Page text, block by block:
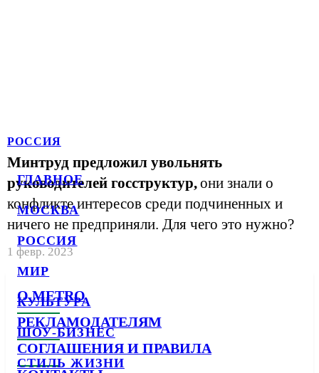
ГЛАВНОЕ
МОСКВА
РОССИЯ
МИР
КУЛЬТУРА
ШОУ-БИЗНЕС
СТИЛЬ ЖИЗНИ
РОССИЯ
Минтруд предложил увольнять
руководителей госструктур,они знали о
конфликте интересов среди подчиненных и
ничего не предприняли. Для чего это нужно?
1 февр. 2023
О METRO
РЕКЛАМОДАТЕЛЯМ
СОГЛАШЕНИЯ И ПРАВИЛА